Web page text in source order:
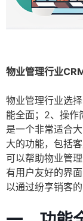
物业管理行业
物业管理行业选
能全面；2、操作
是一个非常适合
大的功能，包括
可以帮助物业管
有用户友好的界
以通过纷享销客的